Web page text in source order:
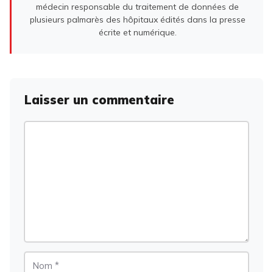
médecin responsable du traitement de données de
plusieurs palmarès des hôpitaux édités dans la presse
écrite et numérique.
Laisser un commentaire